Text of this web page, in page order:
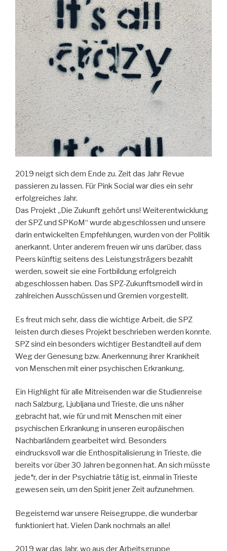
2019 neigt sich dem Ende zu. Zeit das Jahr Revue
passieren zu lassen. Für Pink Social war dies ein sehr
erfolgreiches Jahr.
Das Projekt „Die Zukunft gehört uns! Weiterentwicklung
der SPZ und SPKoM“ wurde abgeschlossen und unsere
darin entwickelten Empfehlungen, wurden von der Politik
anerkannt. Unter anderem freuen wir uns darüber, dass
Peers künftig seitens des Leistungsträgers bezahlt
werden, soweit sie eine Fortbildung erfolgreich
abgeschlossen haben. Das SPZ-Zukunftsmodell wird in
zahlreichen Ausschüssen und Gremien vorgestellt.
Es freut mich sehr, dass die wichtige Arbeit, die SPZ
leisten durch dieses Projekt beschrieben werden konnte.
SPZ sind ein besonders wichtiger Bestandteil auf dem
Weg der Genesung bzw. Anerkennung ihrer Krankheit
von Menschen mit einer psychischen Erkrankung.
Ein Highlight für alle Mitreisenden war die Studienreise
nach Salzburg, Ljubljana und Trieste, die uns näher
gebracht hat, wie für und mit Menschen mit einer
psychischen Erkrankung in unseren europäischen
Nachbarländern gearbeitet wird. Besonders
eindrucksvoll war die Enthospitalisierung in Trieste, die
bereits vor über 30 Jahren begonnen hat. An sich müsste
jede*r, der in der Psychiatrie tätig ist, einmal in Trieste
gewesen sein, um den Spirit jener Zeit aufzunehmen.
Begeisternd war unsere Reisegruppe, die wunderbar
funktioniert hat. Vielen Dank nochmals an alle!
2019 war das Jahr, wo aus der Arbeitsgruppe